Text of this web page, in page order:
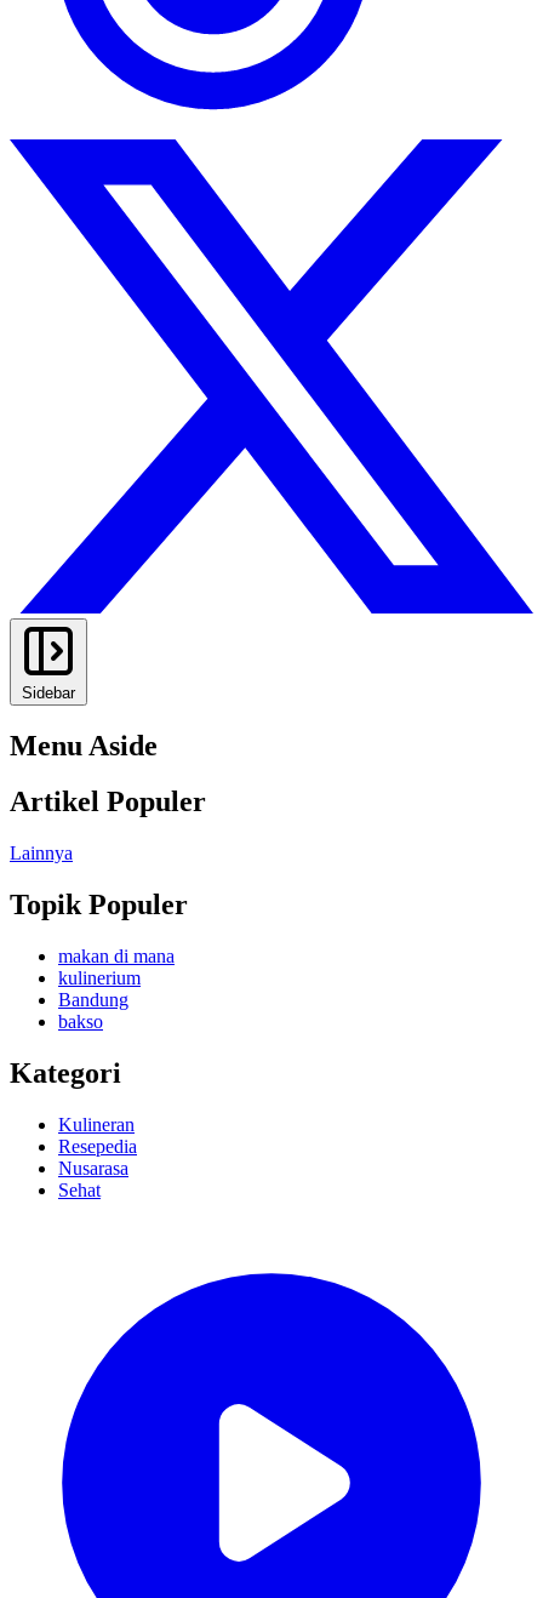
Sidebar
Menu Aside
Artikel Populer
Lainnya
Topik Populer
makan di mana
kulinerium
Bandung
bakso
Kategori
Kulineran
Resepedia
Nusarasa
Sehat